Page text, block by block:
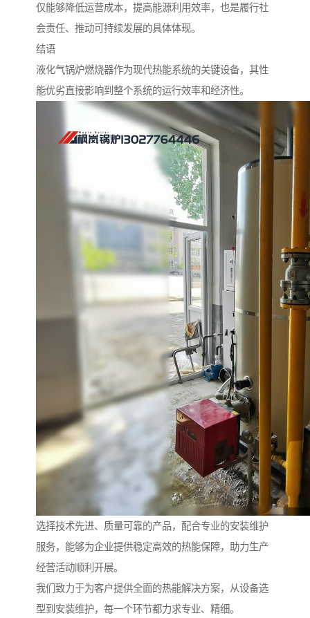
仅能够降低运营成本，提高能源利用效率，也是履行社
会责任、推动可持续发展的具体体现。
结语
液化气锅炉燃烧器作为现代热能系统的关键设备，其性
能优劣直接影响到整个系统的运行效率和经济性。
选择技术先进、质量可靠的产品，配合专业的安装维护
服务，能够为企业提供稳定高效的热能保障，助力生产
经营活动顺利开展。
我们致力于为客户提供全面的热能解决方案，从设备选
型到安装维护，每一个环节都力求专业、精细。